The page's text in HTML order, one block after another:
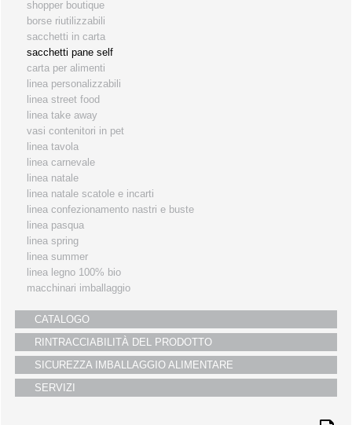
i partners
servizio clienti
fiere
shopper boutique
borse riutilizzabili
sacchetti in carta
sacchetti pane self
carta per alimenti
linea personalizzabili
linea street food
linea take away
vasi contenitori in pet
linea tavola
linea carnevale
linea natale
linea natale scatole e incarti
linea confezionamento nastri e buste
linea pasqua
linea spring
linea summer
linea legno 100% bio
macchinari imballaggio
CATALOGO
RINTRACCIABILITÀ DEL PRODOTTO
SICUREZZA IMBALLAGGIO ALIMENTARE
SERVIZI